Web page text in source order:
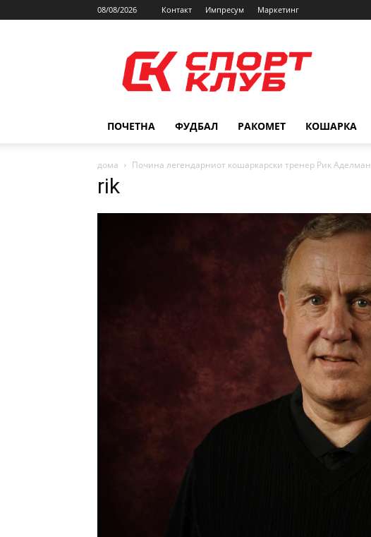
08/08/2026 Контакт Импресум Маркетинг
ПОЧЕТНА ФУДБАЛ РАКОМЕТ КОШАРКА
дома Почина легендарниот кошаркарски тренер Рик Аделман
rik